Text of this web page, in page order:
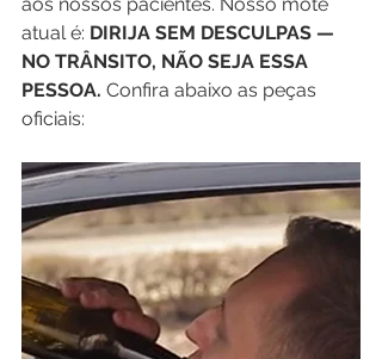
atual é: DIRIJA SEM DESCULPAS —
NO TRÂNSITO, NÃO SEJA ESSA
PESSOA. Confira abaixo as peças
oficiais: